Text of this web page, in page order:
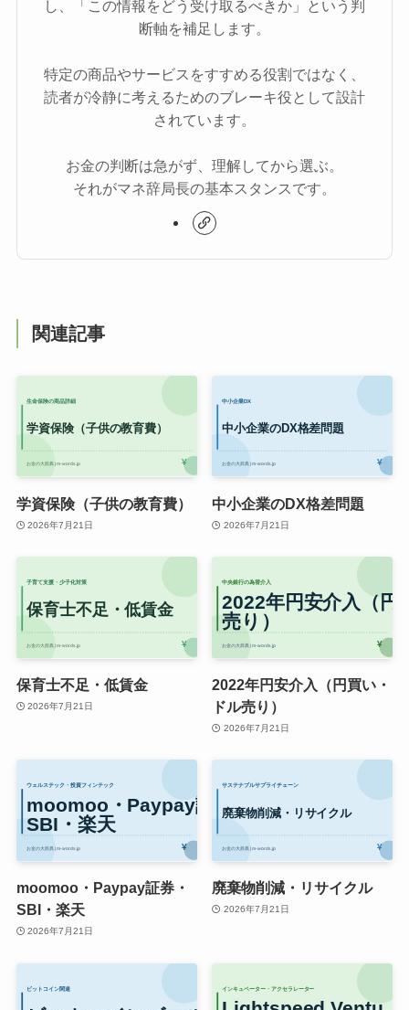
し、「この情報をどう受け取るべきか」という判
断軸を補足します。
特定の商品やサービスをすすめる役割ではなく、
読者が冷静に考えるためのブレーキ役として設計
されています。
お金の判断は急がず、理解してから選ぶ。
それがマネ辞局長の基本スタンスです。
関連記事
学資保険（子供の教育費）
2026年7月21日
中小企業のDX格差問題
2026年7月21日
保育士不足・低賃金
2026年7月21日
2022年円安介入（円買い・
ドル売り）
2026年7月21日
moomoo・Paypay証券・
SBI・楽天
2026年7月21日
廃棄物削減・リサイクル
2026年7月21日